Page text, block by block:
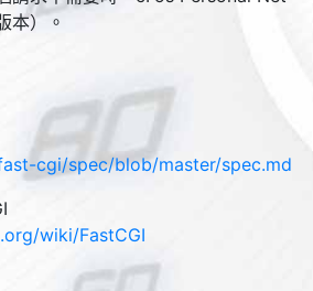
本）。
cgi/spec/blob/master/spec.md
wiki/FastCGI